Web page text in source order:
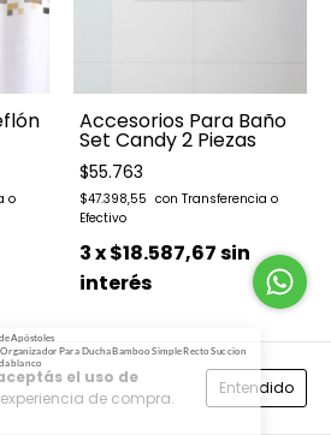
el uso de
de compra.
Entendido
Accesorios Para Baño
Set Candy 2 Piezas
$55.763
$47.398,55
3x$18.587,67sin
interés